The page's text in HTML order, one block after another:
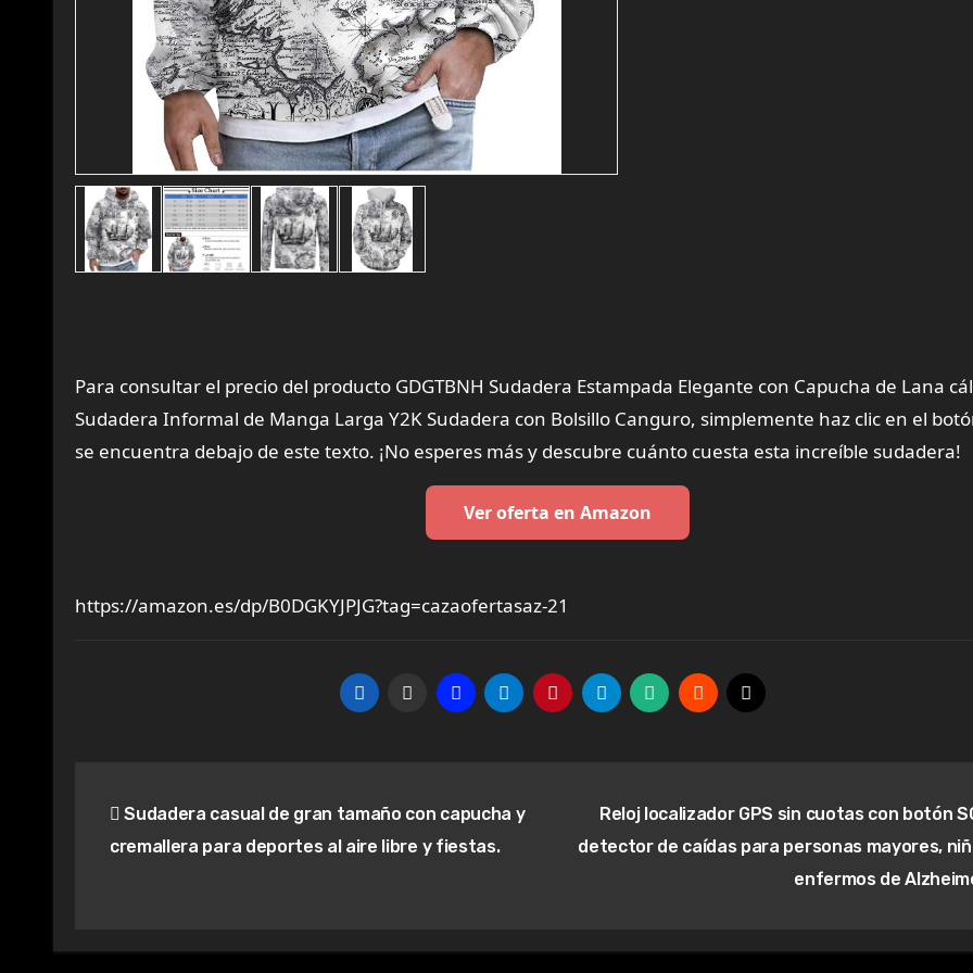
Para consultar el precio del producto GDGTBNH Sudadera Estampada Elegante con Capucha de Lana
Sudadera Informal de Manga Larga Y2K Sudadera con Bolsillo Canguro, simplemente haz clic en el
se encuentra debajo de este texto. ¡No esperes más y descubre cuánto cuesta esta increíble sudadera!
Ver oferta en Amazon
https://amazon.es/dp/B0DGKYJPJG?tag=cazaofertasaz-21
de Sudadera casual de gran tamaño con capucha y
cremallera para deportes al aire libre y fiestas.
Reloj localizador GPS sin cuotas con botón
detector de caídas para personas mayores,
enfermos de